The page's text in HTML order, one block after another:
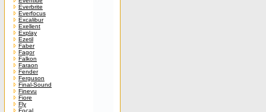
Everbrite
Everfocus
Excalibur
Exellent
Explay
Ezetil
Faber
Fagor
Falkon
Faraon
Fender
Ferguson
Final-Sound
Finevu
Fiore
Fly
Focal